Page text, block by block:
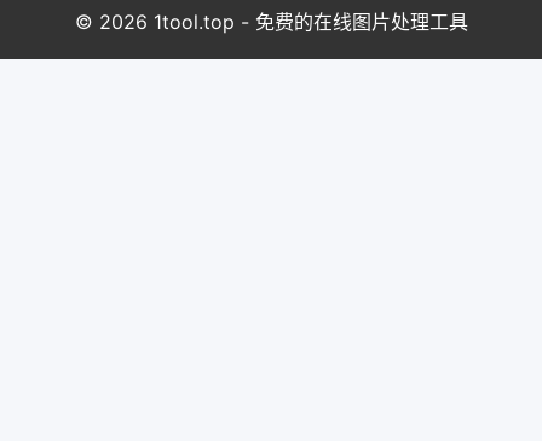
© 2026 1tool.top - 免费的在线图片处理工具